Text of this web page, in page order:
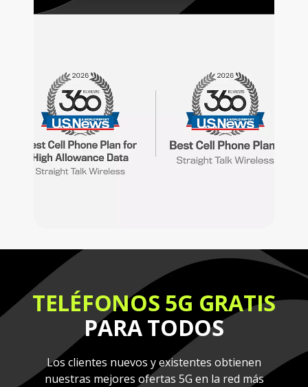
TELÉFONOS 5G GRATIS
PARA TODOS
Los clientes nuevos y existentes obtienen
nuestras mejores ofertas 5G en la red más